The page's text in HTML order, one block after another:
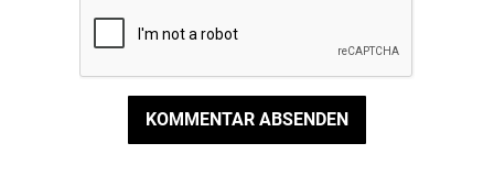
KOMMENTAR ABSENDEN